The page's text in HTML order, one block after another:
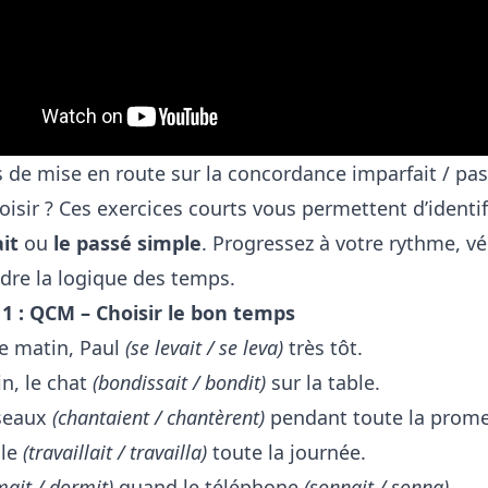
de mise en route sur la concordance imparfait /
? Ces exercices courts vous permettent
ou le passé simple. Progressez à votre rythme,
la logique des temps.
: QCM – Choisir le bon temps
matin, Paul(se levait / se leva) très tôt.
le chat(bondissait / bondit) sur la table.
(chantaient / chantèrent) pendant toute la
(travaillait / travailla) toute la journée.